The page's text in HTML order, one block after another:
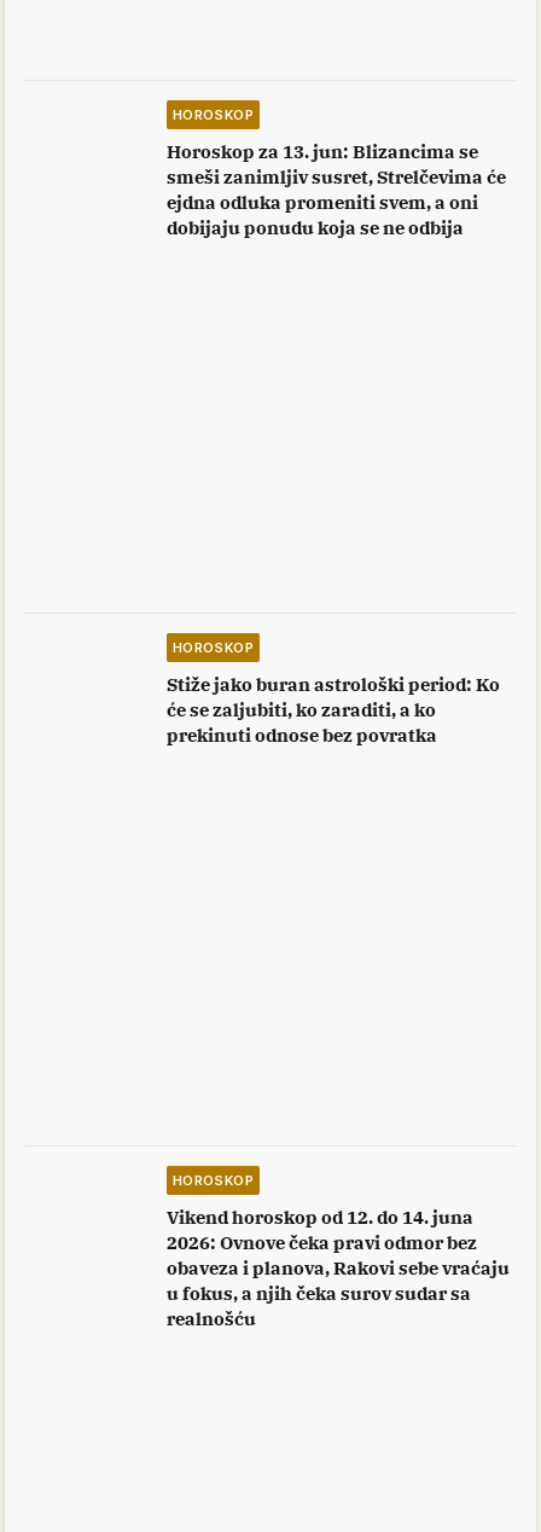
HOROSKOP
Horoskop za 13. jun: Blizancima se
smeši zanimljiv susret, Strelčevima će
ejdna odluka promeniti svem, a oni
dobijaju ponudu koja se ne odbija
HOROSKOP
Stiže jako buran astrološki period: Ko
će se zaljubiti, ko zaraditi, a ko
prekinuti odnose bez povratka
HOROSKOP
Vikend horoskop od 12. do 14. juna
2026: Ovnove čeka pravi odmor bez
obaveza i planova, Rakovi sebe vraćaju
u fokus, a njih čeka surov sudar sa
realnošću